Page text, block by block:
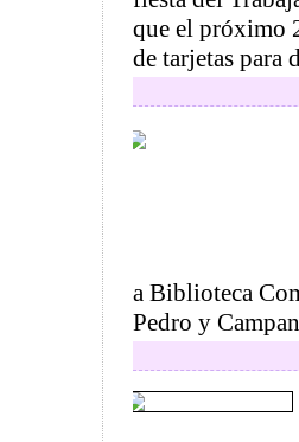
que el próximo
de tarjetas para
a Biblioteca
Pedro y